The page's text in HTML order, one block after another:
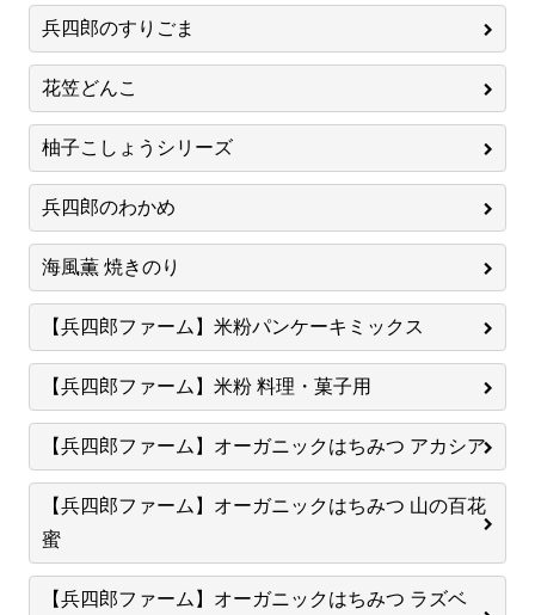
兵四郎のすりごま
花笠どんこ
柚子こしょうシリーズ
兵四郎のわかめ
海風薫 焼きのり
【兵四郎ファーム】米粉パンケーキミックス
【兵四郎ファーム】米粉 料理・菓子用
【兵四郎ファーム】オーガニックはちみつ アカシア
【兵四郎ファーム】オーガニックはちみつ 山の百花
蜜
【兵四郎ファーム】オーガニックはちみつ ラズベ